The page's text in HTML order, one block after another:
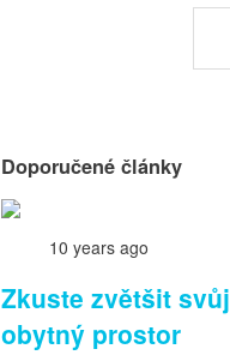
Doporučené články
10 years ago
Zkuste zvětšit svůj
obytný prostor